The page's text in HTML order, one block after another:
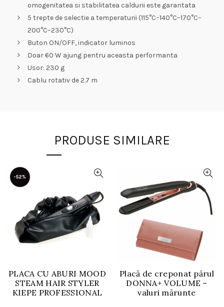
omogenitatea si stabilitatea caldurii este garantata
5 trepte de selectie a temperaturii (115°C–140°C–170°C–
200°C–230°C)
Buton ON/OFF, indicator luminos
Doar 60 W ajung pentru aceasta performanta
Usor: 230 g
Cablu rotativ de 2.7 m
PRODUSE SIMILARE
-52%
PLACA CU ABURI MOOD
STEAM HAIR STYLER
KIEPE PROFESSIONAL
Placă de creponat părul
DONNA+ VOLUME –
valuri mărunte